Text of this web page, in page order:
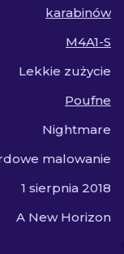
karabinów
M4A1-S
Lekkie zużycie
Poufne
Nightmare
malowanie
1 sierpnia 2018
A New Horizon